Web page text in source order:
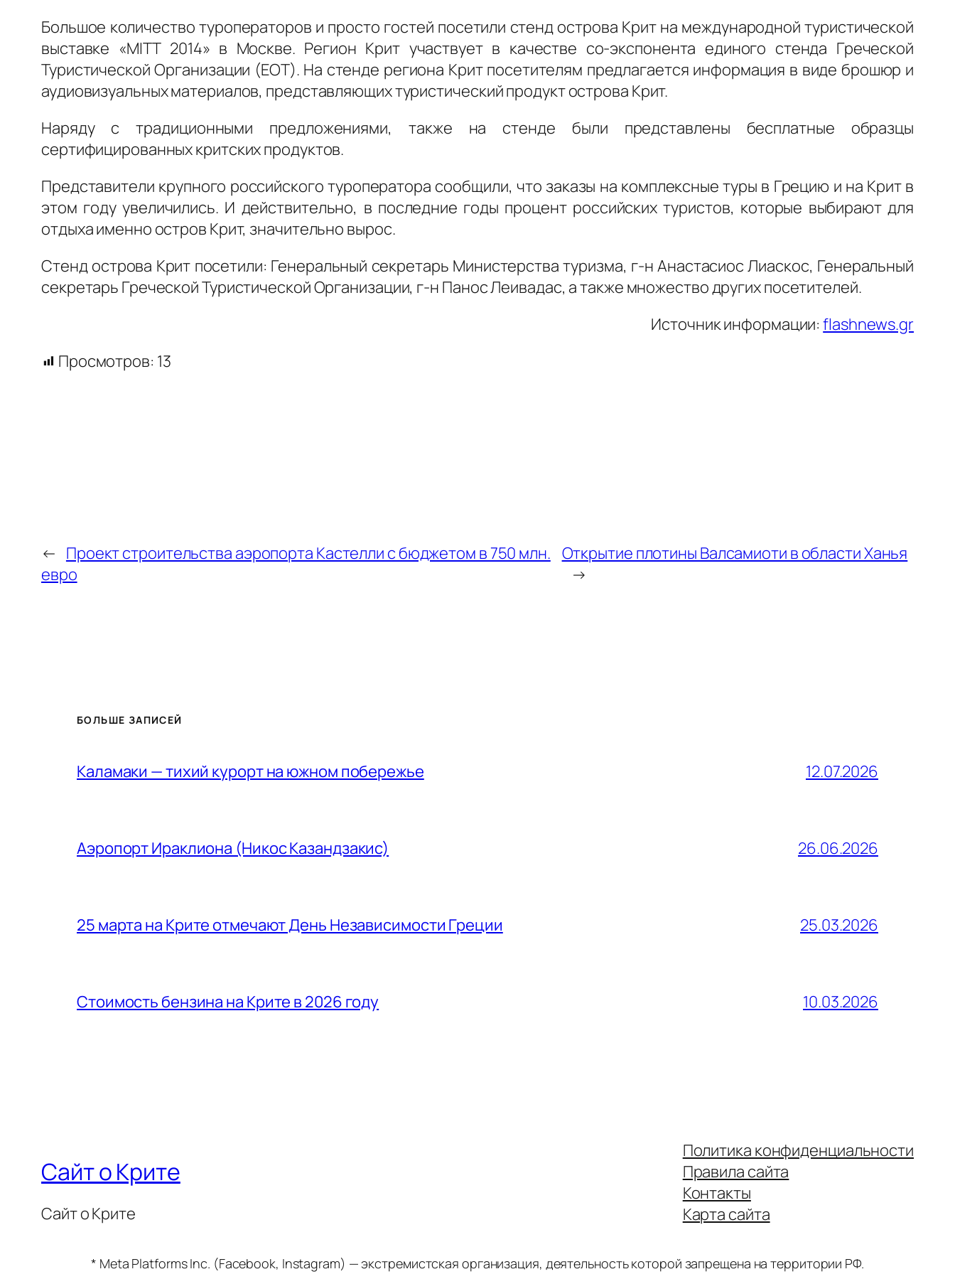
Большое количество туроператоров и просто гостей посетили стенд острова Крит на международной туристической
выставке «MITT 2014» в Москве. Регион Крит участвует в качестве со-экспонента единого стенда Греческой
Туристической Организации (ΕΟΤ). На стенде региона Крит посетителям предлагается информация в виде брошюр и
аудиовизуальных материалов, представляющих туристический продукт острова Крит.
Наряду с традиционными предложениями, также на стенде были представлены бесплатные образцы
сертифицированных критских продуктов.
Представители крупного российского туроператора сообщили, что заказы на комплексные туры в Грецию и на Крит в
этом году увеличились. И действительно, в последние годы процент российских туристов, которые выбирают для
отдыха именно остров Крит, значительно вырос.
Стенд острова Крит посетили: Генеральный секретарь Министерства туризма, г-н Анастасиос Лиаскос, Генеральный
секретарь Греческой Туристической Организации, г-н Панос Леивадас, а также множество других посетителей.
Источник информации:flashnews.gr
Просмотров: 13
← Проект строительства аэропорта Кастелли с бюджетом в 750 млн.
евро
Открытие плотины Валсамиоти в области Ханья
→
БОЛЬШЕ ЗАПИСЕЙ
Каламаки — тихий курорт на южном побережье 12.07.2026
Аэропорт Ираклиона (Никос Казандзакис) 26.06.2026
25 марта на Крите отмечают День Независимости Греции 25.03.2026
Стоимость бензина на Крите в 2026 году 10.03.2026
Сайт о Крите
Сайт о Крите
Политика конфиденциальности
Правила сайта
Контакты
Карта сайта
* Meta Platforms Inc. (Facebook, Instagram) — экстремистская организация, деятельность которой запрещена на территории РФ.